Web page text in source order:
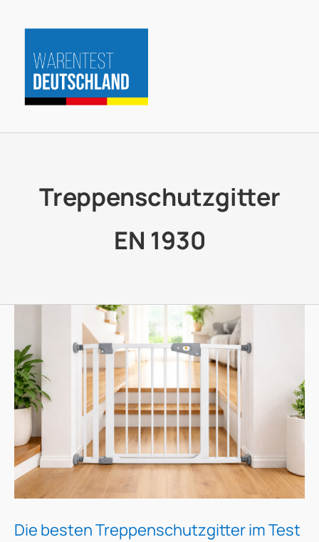
Inhalt
springen
Treppenschutzgitter
EN 1930
Die besten Treppenschutzgitter im Test